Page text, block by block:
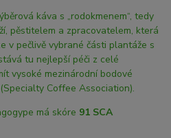
káva s „rodokmenem“, tedy
pěstitelem a zpracovatelem, která
v pečlivě vybrané části plantáže s
tu nejlepší péči z celé
vysoké mezinárodní bodové
Coffee Association).
má skóre 91 SCA